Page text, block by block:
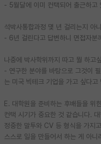
- 5월달에 이미 컨택되어 출근하고
석박사통합과정 몇 년 걸리는지 아
- 6년 걸린다고 답변하니 면접자분
나중에 박사학위까지 따고 뭘 하고
- 연구한 분야를 바탕으로 그것이
는 미국 빅테크 기업을 가고 싶다
E. 대학원을 준비하는 후배들을 위
컨택 시기가 중요한 것 같습니다.
정중한 말투와 CV 등 형식을 가지
스스로 일을 만들어서 하는 게 아